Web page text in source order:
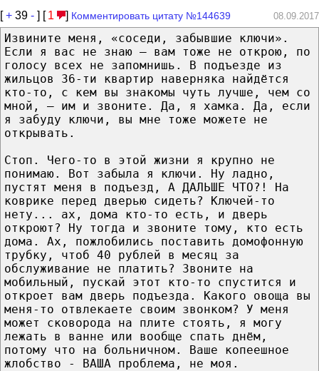
[+ 39 - ] [ 1 ] Комментировать цитату №144639 08.09.2017
Извините меня, «соседи, забывшие ключи».
Если я вас не знаю — вам тоже не открою, по
голосу всех не запомнишь. В подъезде из
жильцов 36-ти квартир наверняка найдётся
кто-то, с кем вы знакомы чуть лучше, чем со
мной, — им и звоните. Да, я хамка. Да, если
я забуду ключи, вы мне тоже можете не
открывать.
Стоп. Чего-то в этой жизни я крупно не
понимаю. Вот забыла я ключи. Ну ладно,
пустят меня в подъезд, А ДАЛЬШЕ ЧТО?! На
коврике перед дверью сидеть? Ключей-то
нету... ах, дома кто-то есть, и дверь
откроют? Ну тогда и звоните тому, кто есть
дома. Ах, пожлобились поставить домофонную
трубку, чтоб 40 рублей в месяц за
обслуживание не платить? Звоните на
мобильный, пускай этот кто-то спустится и
откроет вам дверь подъезда. Какого овоща вы
меня-то отвлекаете своим звонком? У меня
может сковорода на плите стоять, я могу
лежать в ванне или вообще спать днём,
потому что на больничном. Ваше копеешное
жлобство - ВАША проблема, не моя.